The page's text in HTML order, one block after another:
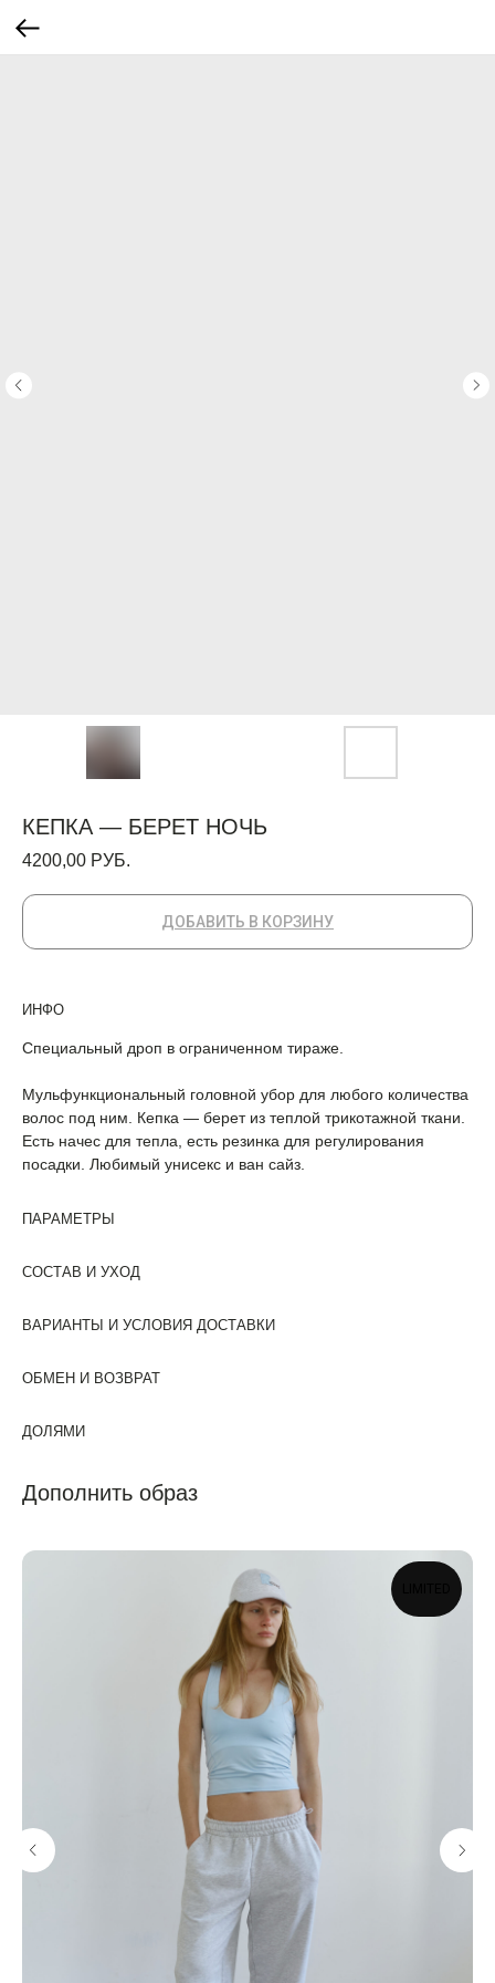
КЕПКА — БЕРЕТ НОЧЬ
4200,00 РУБ.
ДОБАВИТЬ В КОРЗИНУ
ИНФО
Специальный дроп в ограниченном тираже.
Мульфункциональный головной убор для любого количества
волос под ним. Кепка — берет из теплой трикотажной ткани.
Есть начес для тепла, есть резинка для регулирования
посадки. Любимый унисекс и ван сайз.
ПАРАМЕТРЫ
СОСТАВ И УХОД
ВАРИАНТЫ И УСЛОВИЯ ДОСТАВКИ
ОБМЕН И ВОЗВРАТ
ДОЛЯМИ
Дополнить образ